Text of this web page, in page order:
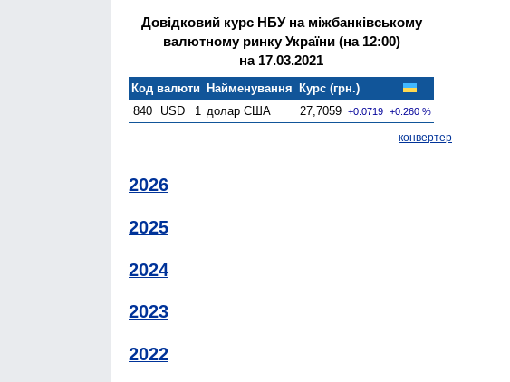
Довідковий курс НБУ на міжбанківському
валютному ринку України (на 12:00)
на 17.03.2021
Код валюти Найменування
Курс (грн.)
840
USD 1 долар США 27,7059 +0.0719 +0.260 %
конвертер
2026
2025
2024
2023
2022